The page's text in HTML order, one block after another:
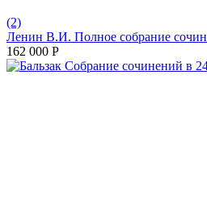
(2)
Ленин В.И. Полное собрание
162 000 Р